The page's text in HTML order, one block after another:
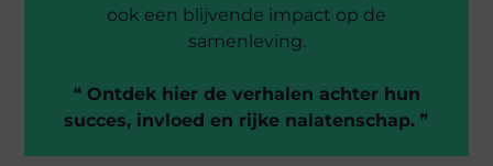
ook een blijvende impact op de
samenleving.
❝ Ontdek hier de verhalen achter hun
succes, invloed en rijke nalatenschap. ❞